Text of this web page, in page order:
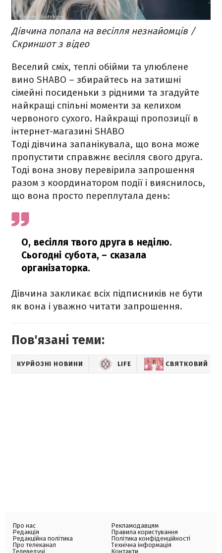
Дівчина попала на весілля незнайомців /
Скриншот з відео
Веселий сміх, теплі обійми та улюблене
вино SHABO – збирайтесь на затишні
сімейні посиденьки з рідними та згадуйте
найкращі спільні моменти за келихом
червоного сухого. Найкращі пропозиції в
інтернет-магазині SHABO
Тоді дівчина запанікувала, що вона може
пропустити справжнє весілля свого друга.
Тоді вона знову перевірила запрошення
разом з координатором події і вияснилось,
що вона просто переплутала день:
О, весілля твого друга в неділю.
Сьогодні субота, – сказала
організаторка.
Дівчина закликає всіх підписників не бути
як вона і уважно читати запрошення.
Пов'язані теми:
КУРЙОЗНІ НОВИНИ LIFE СВЯТКОВИЙ
Про нас
Редакція
Редакційна політика
Про телеканал
Телеведучі
Рекламодавцям
Правила користування
Політика конфіденційності
Технічна інформація
Контакти